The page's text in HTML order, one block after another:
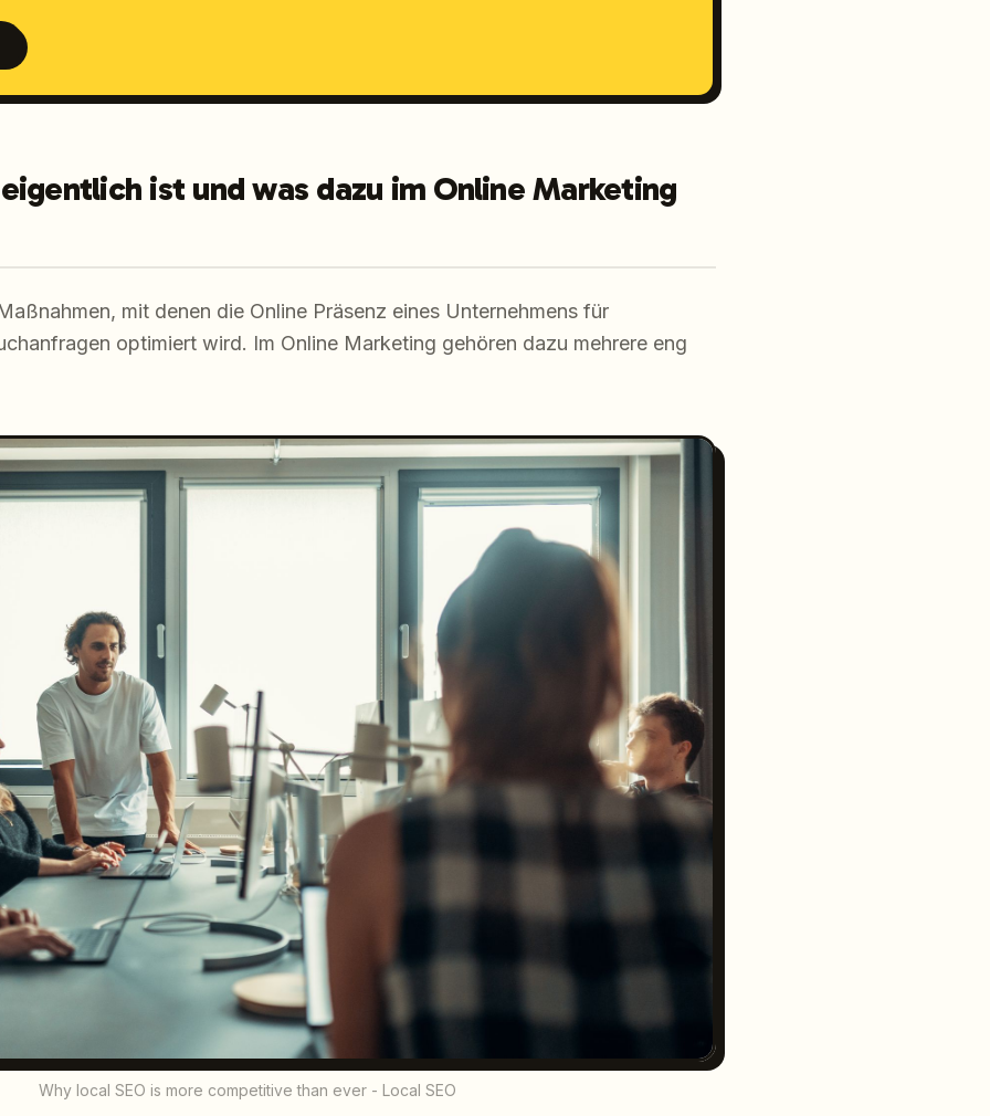
ist und was dazu im Online Marketing
mit denen die Online Präsenz eines Unternehmens für
optimiert wird. Im Online Marketing gehören dazu mehrere eng
Why local SEO is more competitive than ever - Local SEO